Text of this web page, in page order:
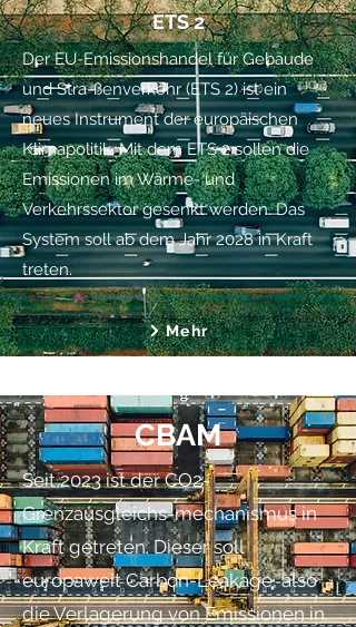
ETS 2
Der EU-Emissionshandel für Gebäude
und Stra-ßenverkehr (ETS 2) ist ein
neues Instrument der europäischen
Klimapolitik. Mit dem ETS 2 sollen die
Emissionen im Wärme- und
Verkehrssektor gesenkt werden. Das
System soll ab dem Jahr 2028 in Kraft
treten.
Mehr
CBAM
Seit 2023 ist der CO2-
Grenzausgleichs-mechanismus in
Kraft getreten. Dieser soll
europaweit Carbon-Leakage, also
die Verlagerung von Emissionen in